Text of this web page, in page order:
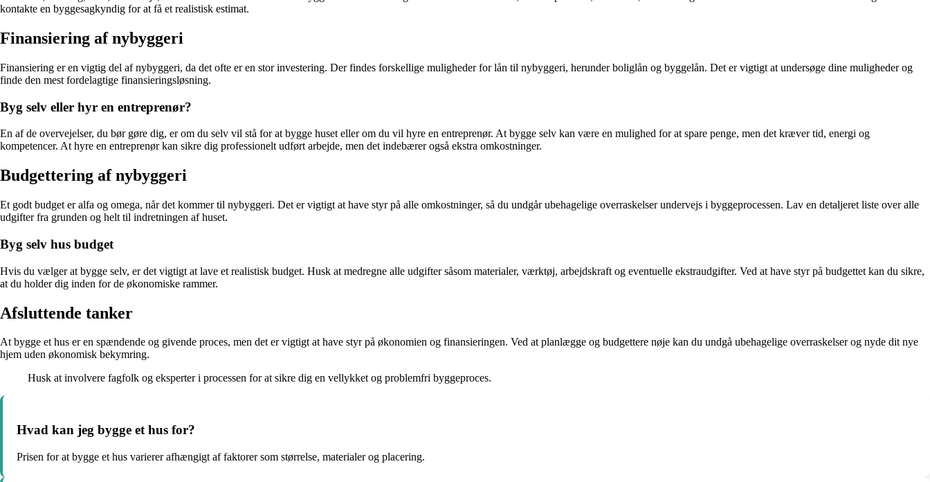
kontakte en byggesagkyndig for at få et realistisk estimat.
Finansiering af nybyggeri
Finansiering er en vigtig del af nybyggeri, da det ofte er en stor investering. Der findes forskellige muligheder for lån til nybyggeri, herunder boliglån og byggelån. Det er vigtigt at undersøge dine muligheder og
finde den mest fordelagtige finansieringsløsning.
Byg selv eller hyr en entreprenør?
En af de overvejelser, du bør gøre dig, er om du selv vil stå for at bygge huset eller om du vil hyre en entreprenør. At bygge selv kan være en mulighed for at spare penge, men det kræver tid, energi og
kompetencer. At hyre en entreprenør kan sikre dig professionelt udført arbejde, men det indebærer også ekstra omkostninger.
Budgettering af nybyggeri
Et godt budget er alfa og omega, når det kommer til nybyggeri. Det er vigtigt at have styr på alle omkostninger, så du undgår ubehagelige overraskelser undervejs i byggeprocessen. Lav en detaljeret liste over alle
udgifter fra grunden og helt til indretningen af huset.
Byg selv hus budget
Hvis du vælger at bygge selv, er det vigtigt at lave et realistisk budget. Husk at medregne alle udgifter såsom materialer, værktøj, arbejdskraft og eventuelle ekstraudgifter. Ved at have styr på budgettet kan du sikre,
at du holder dig inden for de økonomiske rammer.
Afsluttende tanker
At bygge et hus er en spændende og givende proces, men det er vigtigt at have styr på økonomien og finansieringen. Ved at planlægge og budgettere nøje kan du undgå ubehagelige overraskelser og nyde dit nye
hjem uden økonomisk bekymring.
Husk at involvere fagfolk og eksperter i processen for at sikre dig en vellykket og problemfri byggeproces.
Hvad kan jeg bygge et hus for?
Prisen for at bygge et hus varierer afhængigt af faktorer som størrelse, materialer og placering.